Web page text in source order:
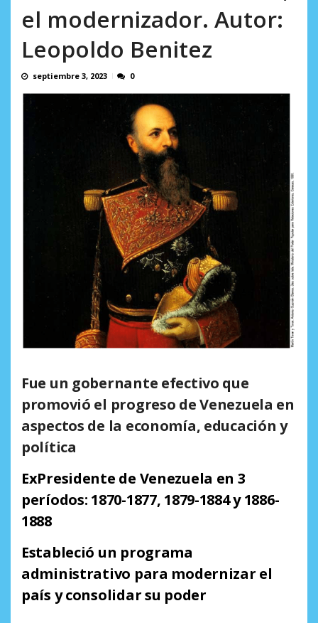
AGOSTO 7, 2026
el modernizador. Autor:
Leopoldo Benitez
septiembre 3, 2023 0
Fue un gobernante efectivo que
promovió el progreso de Venezuela en
aspectos de la economía, educación y
política
ExPresidente de Venezuela en 3
períodos: 1870-1877, 1879-1884 y 1886-
1888
Estableció un programa
administrativo para modernizar el
país y consolidar su poder